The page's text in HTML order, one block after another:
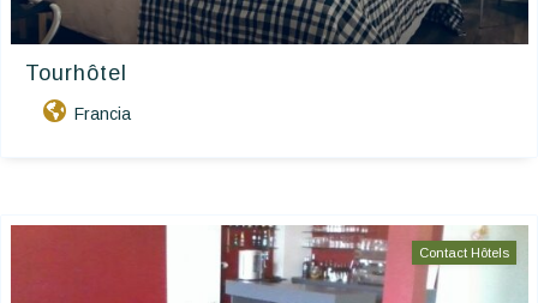
Tourhôtel
Francia
Contact Hôtels